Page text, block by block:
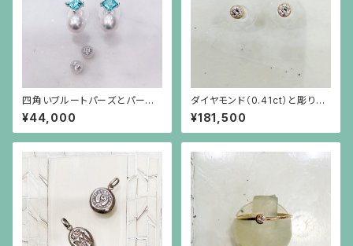
四角いブルートパーズとパール
のシルバー枠のピアス(シルバー
ポスト）
¥44,000
ダイヤモンド（0.41ct）と彫りを
施した18金枠のピアス
¥181,500